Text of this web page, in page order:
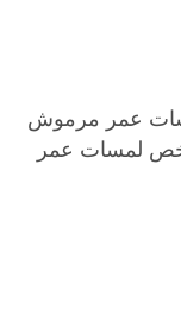
لمسات عمر